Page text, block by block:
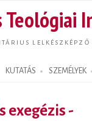
Teológiai
LELKÉSZKÉPZŐ
KUTATÁS SZEMÉLYEK
exegézis -